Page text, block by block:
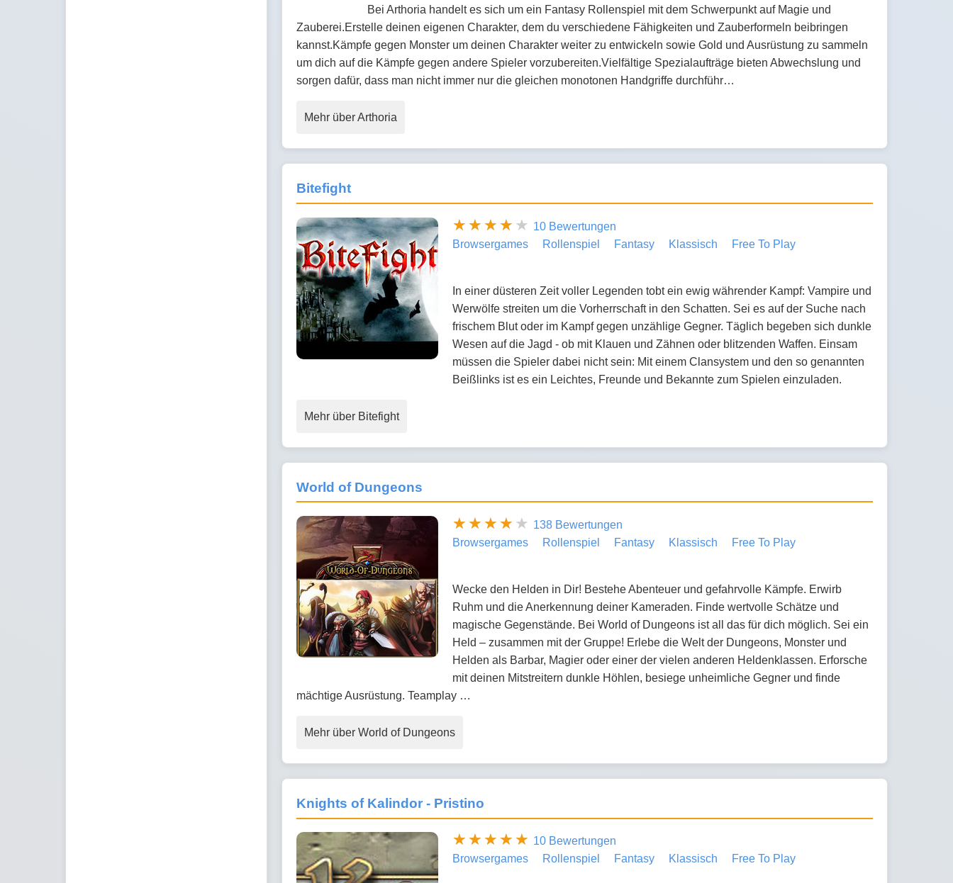
Bei Arthoria handelt es sich um ein Fantasy Rollenspiel mit dem Schwerpunkt auf Magie und
Zauberei.Erstelle deinen eigenen Charakter, dem du verschiedene Fähigkeiten und Zauberformeln beibringen
kannst.Kämpfe gegen Monster um deinen Charakter weiter zu entwickeln sowie Gold und Ausrüstung zu sammeln
um dich auf die Kämpfe gegen andere Spieler vorzubereiten.Vielfältige Spezialaufträge bieten Abwechslung und
sorgen dafür, dass man nicht immer nur die gleichen monotonen Handgriffe durchführ…
Mehr über Arthoria
Bitefight
10 Bewertungen
Browsergames
Rollenspiel Fantasy Klassisch Free To Play
In einer düsteren Zeit voller Legenden tobt ein ewig währender Kampf: Vampire und
Werwölfe streiten um die Vorherrschaft in den Schatten. Sei es auf der Suche nach
frischem Blut oder im Kampf gegen unzählige Gegner. Täglich begeben sich dunkle
Wesen auf die Jagd - ob mit Klauen und Zähnen oder blitzenden Waffen. Einsam
müssen die Spieler dabei nicht sein: Mit einem Clansystem und den so genannten
Beißlinks ist es ein Leichtes, Freunde und Bekannte zum Spielen einzuladen.
Mehr über Bitefight
World of Dungeons
138 Bewertungen
Browsergames
Rollenspiel Fantasy Klassisch Free To Play
Wecke den Helden in Dir! Bestehe Abenteuer und gefahrvolle Kämpfe. Erwirb
Ruhm und die Anerkennung deiner Kameraden. Finde wertvolle Schätze und
magische Gegenstände. Bei World of Dungeons ist all das für dich möglich. Sei ein
Held – zusammen mit der Gruppe! Erlebe die Welt der Dungeons, Monster und
Helden als Barbar, Magier oder einer der vielen anderen Heldenklassen. Erforsche
mit deinen Mitstreitern dunkle Höhlen, besiege unheimliche Gegner und finde
mächtige Ausrüstung. Teamplay …
Mehr über World of Dungeons
Knights of Kalindor - Pristino
10 Bewertungen
Browsergames
Rollenspiel Fantasy Klassisch Free To Play